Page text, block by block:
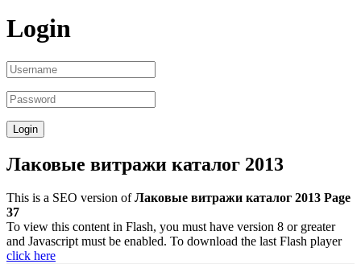
Login
Лаковые витражи каталог 2013
This is a SEO version ofЛаковые витражи каталог 2013 Page
37
To view this content in Flash, you must have version 8 or greater
and Javascript must be enabled. To download the last Flash player
click here